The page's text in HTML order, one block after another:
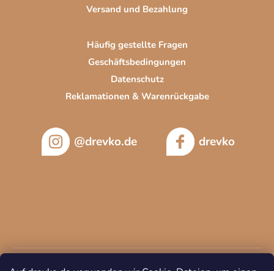
Versand und Bezahlung
Häufig gestellte Fragen
Geschäftsbedingungen
Datenschutz
Reklamationen & Warenrückgabe
@drevko.de drevko